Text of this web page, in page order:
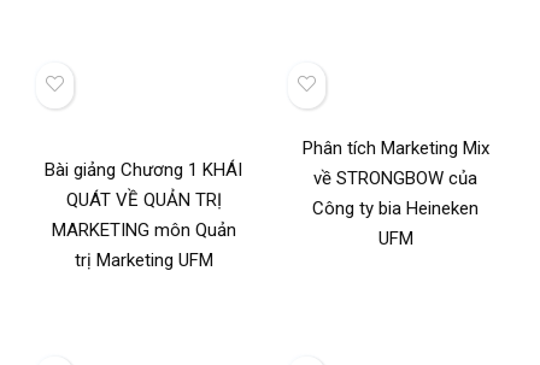
Bài giảng Chương 1 KHÁI
QUÁT VỀ QUẢN TRỊ
MARKETING môn Quản
trị Marketing UFM
Phân tích Marketing Mix
về STRONGBOW của
Công ty bia Heineken
UFM